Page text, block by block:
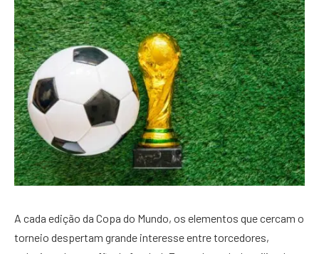
A cada edição da Copa do Mundo, os elementos que cercam o
torneio despertam grande interesse entre torcedores,